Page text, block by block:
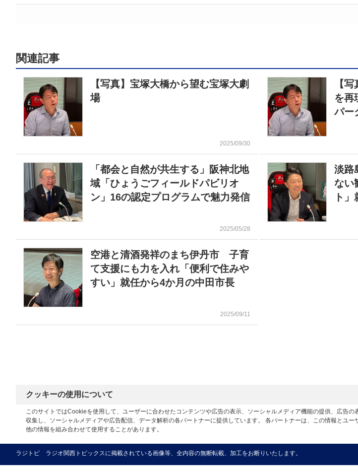
関連記事
【写真】宝塚大橋から望む宝塚大劇
場
2025/09/30
【
を
パー
「都会と自然が共生する」阪神北地
域「ひょうごフィールドパビリオ
ン」16の認定プログラムで魅力発信
2025/05/28
淡路
ない
ト
空港と清酒発祥のまち伊丹市 子育
て支援にも力を入れ「便利で住みや
すい」就任から4か月の中田市長
2025/09/11
クッキーの使用について
このサイトではCookieを使用して、ユーザーに合わせたコンテンツや広告の表示、ソーシャルメディア機能の提供、広告
収集し、ソーシャルメディアや広告配信、データ解析の各パートナーに提供しています。 各パートナーは、この情報とユ
他の情報を組み合わせて使用することがあります。
ラジトピ ラジオ関西トピックスに掲載されている画像等、全内容の無断転載、加工をお断りいたします。